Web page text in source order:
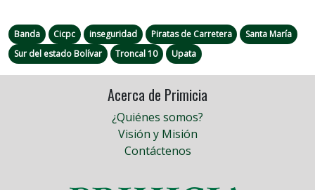
Banda Cicpc inseguridad Piratas de Carretera
Santa María
Sur del estado Bolívar
Troncal 10 Upata
Acerca de Primicia
¿Quiénes somos?
Visión y Misión
Contáctenos